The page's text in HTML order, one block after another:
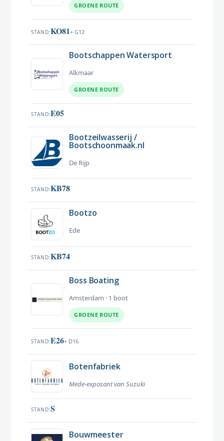
GROENE ROUTE
STAND KO81+ G12
Bootschappen Watersport
Alkmaar
GROENE ROUTE
STAND E05
Bootzeilwasserij /
Bootschoonmaak.nl
De Rijp
STAND KB78
Bootzo
Ede
STAND KB74
Boss Boating
Amsterdam · 1 boot
GROENE ROUTE
STAND E26+ D16
Botenfabriek
Mede-exposant van Suzuki
STAND S
Bouwmeester